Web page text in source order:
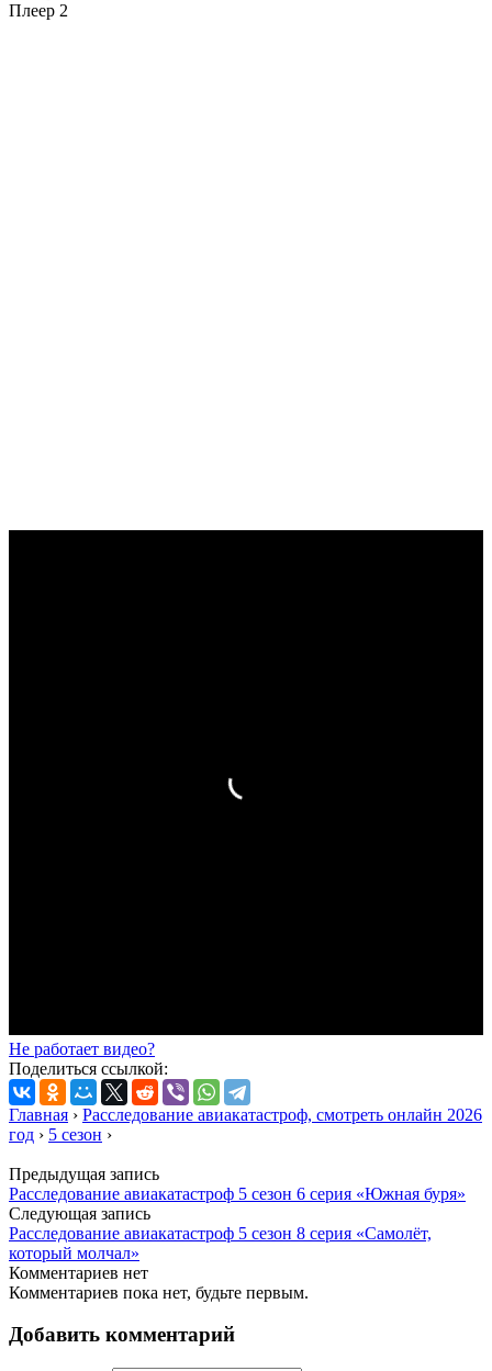
Плеер 2
Не работает видео?
Поделиться ссылкой:
Главная › Расследование авиакатастроф, смотреть онлайн 2026
год › 5 сезон ›
Предыдущая запись
Расследование авиакатастроф 5 сезон 6 серия «Южная буря»
Следующая запись
Расследование авиакатастроф 5 сезон 8 серия «Самолёт,
который молчал»
Комментариев нет
Комментариев пока нет, будьте первым.
Добавить комментарий